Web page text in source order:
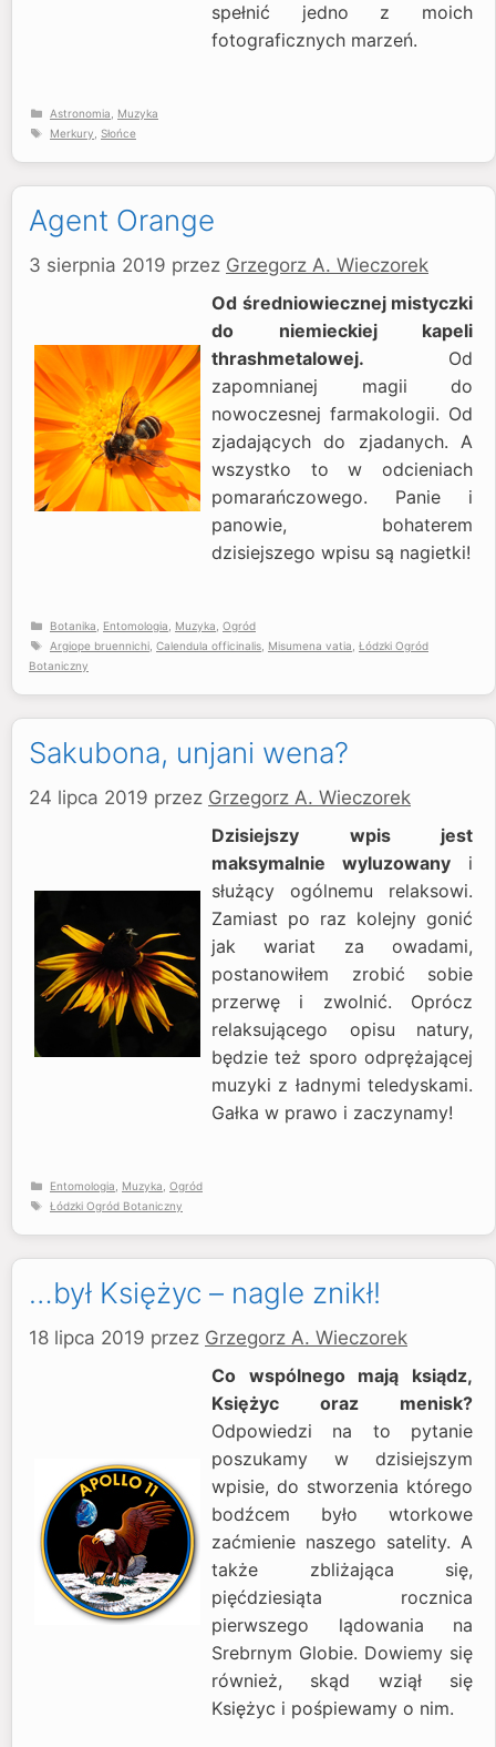
spełnić jedno z moich
fotograficznych marzeń.
Kategorie
Astronomia
Muzyka
Tagi
Merkury Słońce
Agent Orange
3 sierpnia 2019 przez Grzegorz A. Wieczorek
Od średniowiecznej mistyczki
do niemieckiej kapeli
thrashmetalowej. Od
zapomnianej magii do
nowoczesnej farmakologii. Od
zjadających do zjadanych. A
wszystko to w odcieniach
pomarańczowego. Panie i
panowie, bohaterem
dzisiejszego wpisu są nagietki!
Kategorie
Botanika Entomologia Muzyka Ogród
Tagi
Argiope bruennichi Calendula officinalis Misumena vatia Łódzki Ogród
Botaniczny
Sakubona, unjani wena?
24 lipca 2019 przez Grzegorz A. Wieczorek
Dzisiejszy wpis jest
maksymalnie wyluzowany i
służący ogólnemu relaksowi.
Zamiast po raz kolejny gonić
jak wariat za owadami,
postanowiłem zrobić sobie
przerwę i zwolnić. Oprócz
relaksującego opisu natury,
będzie też sporo odprężającej
muzyki z ładnymi teledyskami.
Gałka w prawo i zaczynamy!
Kategorie
Entomologia Muzyka Ogród
Tagi
Łódzki Ogród Botaniczny
…był Księżyc – nagle znikł!
18 lipca 2019 przez Grzegorz A. Wieczorek
Co wspólnego mają ksiądz,
Księżyc oraz menisk?
Odpowiedzi na to pytanie
poszukamy w dzisiejszym
wpisie, do stworzenia którego
bodźcem było wtorkowe
zaćmienie naszego satelity. A
także zbliżająca się,
pięćdziesiąta rocznica
pierwszego lądowania na
Srebrnym Globie. Dowiemy się
również, skąd wziął się
Księżyc i pośpiewamy o nim.